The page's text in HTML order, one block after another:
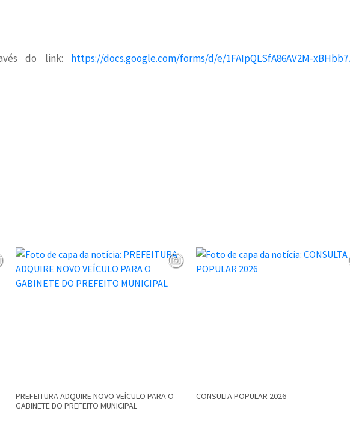
do link: https://docs.google.com/forms/d/e/1FAIpQLSfA86AV2M-
PREFEITURA ADQUIRE NOVO VEÍCULO PARA O
GABINETE DO PREFEITO MUNICIPAL
CONSULTA POPULAR 2026